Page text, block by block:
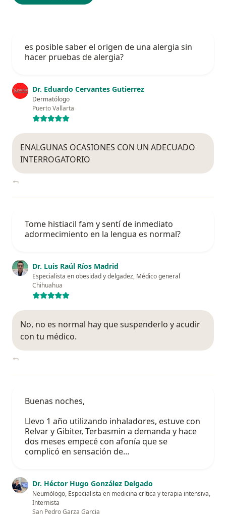
es posible saber el origen de una alergia sin
hacer pruebas de alergia?
Dr. Eduardo Cervantes Gutierrez
Dermatólogo
Puerto Vallarta
ENALGUNAS OCASIONES CON UN ADECUADO
INTERROGATORIO
Tome histiacil fam y sentí de inmediato
adormecimiento en la lengua es normal?
Dr. Luis Raúl Ríos Madrid
Especialista en obesidad y delgadez, Médico general
Chihuahua
No, no es normal hay que suspenderlo y acudir
con tu médico.
Buenas noches,
Llevo 1 año utilizando inhaladores, estuve con
Relvar y Gibiter, Terbasmin a demanda y hace
dos meses empecé con afonía que se
complicó en sensación de…
Dr. Héctor Hugo González Delgado
Neumólogo, Especialista en medicina crítica y terapia intensiva,
Internista
San Pedro Garza Garcia